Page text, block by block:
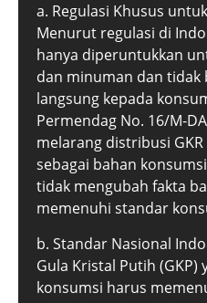
a. Regulasi Khusus
Menurut regulasi di
hanya diperuntukkan
dan minuman dan
langsung kepada
Permendag No. 16/M-
melarang distribusi
sebagai bahan
tidak mengubah fakta
memenuhi standar
b. Standar Nasional
Gula Kristal Putih
konsumsi harus